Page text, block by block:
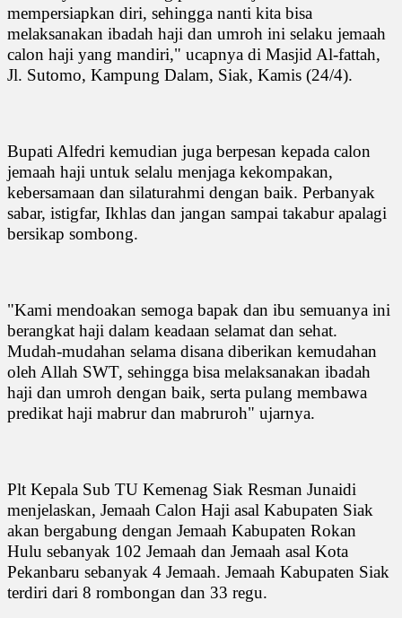
mempersiapkan diri, sehingga nanti kita bisa
melaksanakan ibadah haji dan umroh ini selaku jemaah
calon haji yang mandiri," ucapnya di Masjid Al-fattah,
Jl. Sutomo, Kampung Dalam, Siak, Kamis (24/4).
Bupati Alfedri kemudian juga berpesan kepada calon
jemaah haji untuk selalu menjaga kekompakan,
kebersamaan dan silaturahmi dengan baik. Perbanyak
sabar, istigfar, Ikhlas dan jangan sampai takabur apalagi
bersikap sombong.
"Kami mendoakan semoga bapak dan ibu semuanya ini
berangkat haji dalam keadaan selamat dan sehat.
Mudah-mudahan selama disana diberikan kemudahan
oleh Allah SWT, sehingga bisa melaksanakan ibadah
haji dan umroh dengan baik, serta pulang membawa
predikat haji mabrur dan mabruroh" ujarnya.
Plt Kepala Sub TU Kemenag Siak Resman Junaidi
menjelaskan, Jemaah Calon Haji asal Kabupaten Siak
akan bergabung dengan Jemaah Kabupaten Rokan
Hulu sebanyak 102 Jemaah dan Jemaah asal Kota
Pekanbaru sebanyak 4 Jemaah. Jemaah Kabupaten Siak
terdiri dari 8 rombongan dan 33 regu.